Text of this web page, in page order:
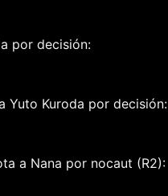
por decisión:
Yuto Kuroda por decisión:
a Nana por nocaut (R2):